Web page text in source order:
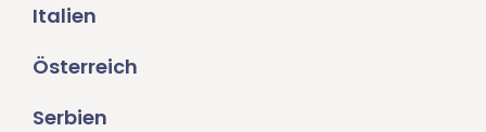
Italien
Österreich
Serbien